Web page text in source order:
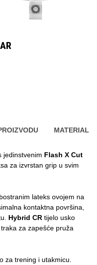
MATERIAL
jedinstvenim Flash X Cut
za izvrstan grip u svim
lateks ovojem na
kontaktna površina,
Hybrid CR tijelo usko
za zapešće pruža
za trening i utakmicu.